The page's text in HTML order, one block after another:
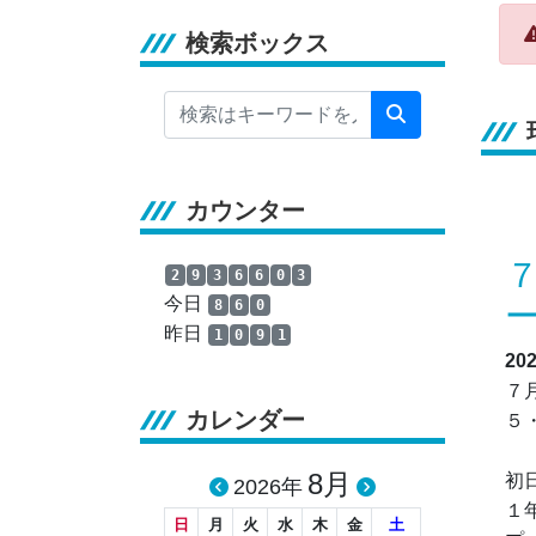
検索ボックス
カウンター
2 9 3 6 6 0 3
今日 8 6 0
昨日 1 0 9 1
カレンダー
2026年 8月
日 月 火 水 木 金 土
７
５
初
１